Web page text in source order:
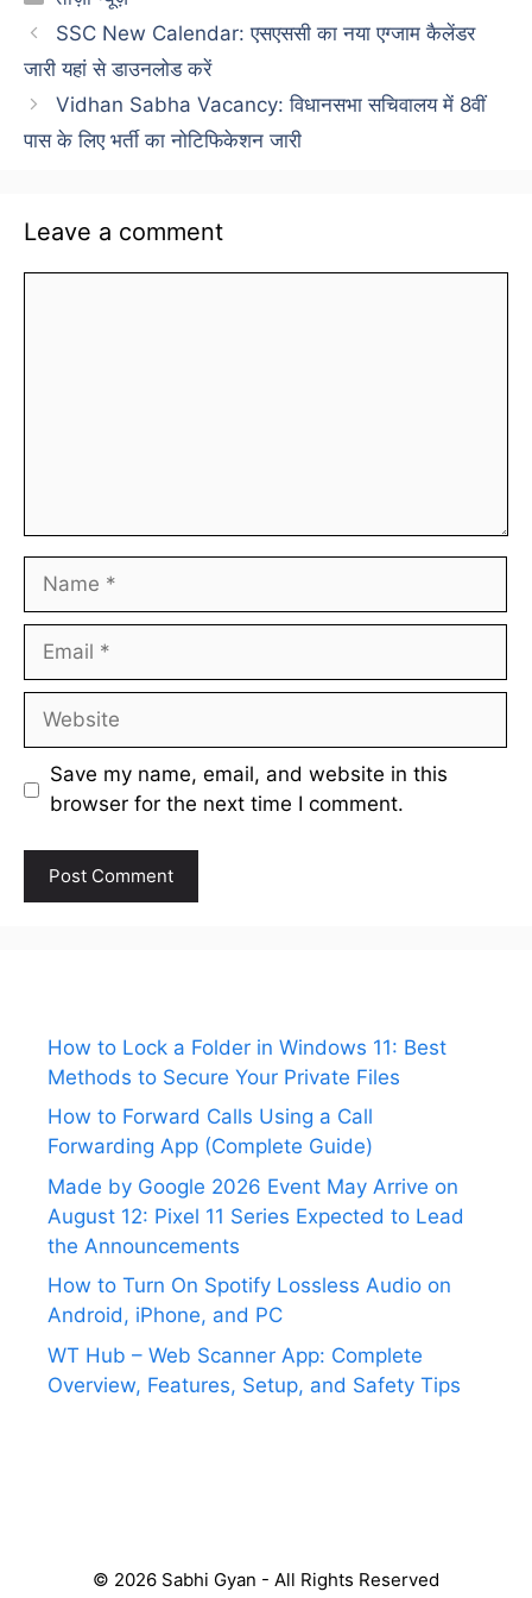
SSC New Calendar: एसएससी का नया एग्जाम कैलेंडर
जारी यहां से डाउनलोड करें
Vidhan Sabha Vacancy: विधानसभा सचिवालय में 8वीं
पास के लिए भर्ती का नोटिफिकेशन जारी
Leave a comment
Name
Email
Website
Save my name, email, and website in this
browser for the next time I comment.
How to Lock a Folder in Windows 11: Best
Methods to Secure Your Private Files
How to Forward Calls Using a Call
Forwarding App (Complete Guide)
Made by Google 2026 Event May Arrive on
August 12: Pixel 11 Series Expected to Lead
the Announcements
How to Turn On Spotify Lossless Audio on
Android, iPhone, and PC
WT Hub – Web Scanner App: Complete
Overview, Features, Setup, and Safety Tips
© 2026 Sabhi Gyan - All Rights Reserved